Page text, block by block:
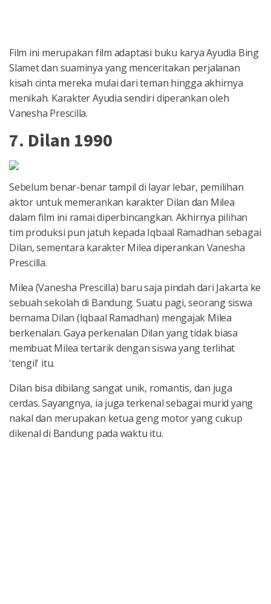
Film ini merupakan film adaptasi buku karya Ayudia Bing
Slamet dan suaminya yang menceritakan perjalanan
kisah cinta mereka mulai dari teman hingga akhirnya
menikah. Karakter Ayudia sendiri diperankan oleh
Vanesha Prescilla.
7. Dilan 1990
Sebelum benar-benar tampil di layar lebar, pemilihan
aktor untuk memerankan karakter Dilan dan Milea
dalam film ini ramai diperbincangkan. Akhirnya pilihan
tim produksi pun jatuh kepada Iqbaal Ramadhan sebagai
Dilan, sementara karakter Milea diperankan Vanesha
Prescilla.
Milea (Vanesha Prescilla) baru saja pindah dari Jakarta ke
sebuah sekolah di Bandung. Suatu pagi, seorang siswa
bernama Dilan (Iqbaal Ramadhan) mengajak Milea
berkenalan. Gaya perkenalan Dilan yang tidak biasa
membuat Milea tertarik dengan siswa yang terlihat
'tengil' itu.
Dilan bisa dibilang sangat unik, romantis, dan juga
cerdas. Sayangnya, ia juga terkenal sebagai murid yang
nakal dan merupakan ketua geng motor yang cukup
dikenal di Bandung pada waktu itu.